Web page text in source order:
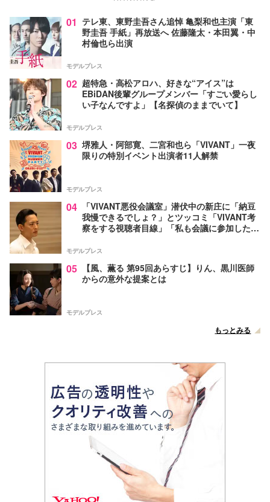
01 テレ東、東野圭吾さん追悼 亀梨和也主演「東
野圭吾 手紙」再放送へ 佐藤隆太・本田翼・中
村倫也ら出演
モデルプレス
02 超特急・高松アロハ、好きな“アイス”は
EBiDAN後輩グループメンバー「すごい愛らし
い子なんですよ」【名探偵のままでいて】
モデルプレス
03 堺雅人・阿部寛、二宮和也ら「VIVANT」一夜
限りの特別イベント出演者11人解禁
モデルプレス
04
「VIVANT悪役会議室」潜伏中の新庄に「納豆
我慢できるでしょ？」とツッコミ「VIVANT考
察をする視聴者目線」「私も会議に参加した
モデルプレス
05
【風、薫る 第95回あらすじ】りん、黒川医師
からの意外な提案とは
モデルプレス
もっとみる